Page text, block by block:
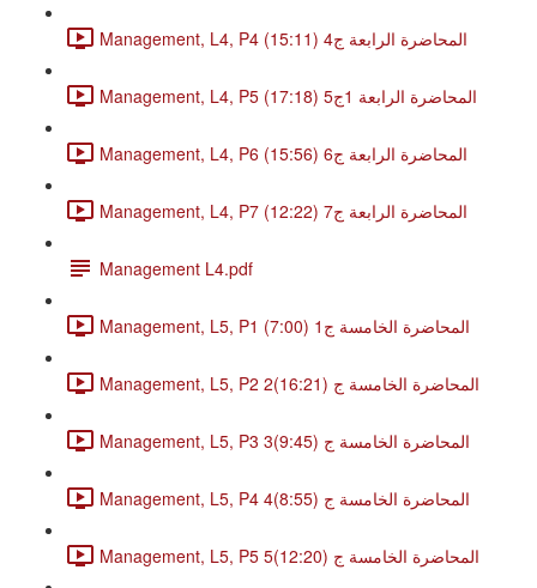
Management, L4, P4 المحاضرة الرابعة ج4 (15:11)
Management, L4, P5 المحاضرة الرابعة 1ج5 (17:18)
Management, L4, P6 المحاضرة الرابعة ج6 (15:56)
Management, L4, P7 المحاضرة الرابعة ج7 (12:22)
Management L4.pdf
Management, L5, P1 المحاضرة الخامسة ج1 (7:00)
Management, L5, P2 2المحاضرة الخامسة ج (16:21)
Management, L5, P3 3المحاضرة الخامسة ج (9:45)
Management, L5, P4 4المحاضرة الخامسة ج (8:55)
Management, L5, P5 5المحاضرة الخامسة ج (12:20)